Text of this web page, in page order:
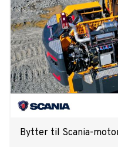
Bytter til Scania-